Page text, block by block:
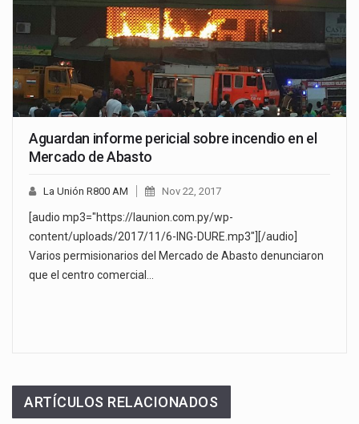
Aguardan informe pericial sobre incendio en el
Mercado de Abasto
La Unión R800 AM Nov 22, 2017
[audio mp3="https://launion.com.py/wp-
content/uploads/2017/11/6-ING-DURE.mp3"][/audio]
Varios permisionarios del Mercado de Abasto denunciaron
que el centro comercial…
ARTÍCULOS RELACIONADOS